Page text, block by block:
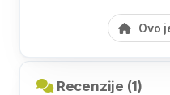
Ovo
Recenzije (1)